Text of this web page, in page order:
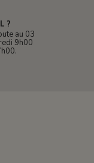
?
au 03
9h00